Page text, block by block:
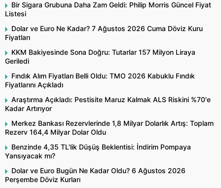
Bir Sigara Grubuna Daha Zam Geldi: Philip Morris Güncel Fiyat
Listesi
Dolar ve Euro Ne Kadar? 7 Ağustos 2026 Cuma Döviz Kuru
Fiyatları
KKM Bakiyesinde Sona Doğru: Tutarlar 157 Milyon Liraya
Geriledi
Fındık Alım Fiyatları Belli Oldu: TMO 2026 Kabuklu Fındık
Fiyatlarını Açıkladı
Araştırma Açıkladı: Pestisite Maruz Kalmak ALS Riskini %70'e
Kadar Artırıyor
Merkez Bankası Rezervlerinde 1,8 Milyar Dolarlık Artış: Toplam
Rezerv 164,4 Milyar Dolar Oldu
Benzinde 4,35 TL'lik Düşüş Beklentisi: İndirim Pompaya
Yansıyacak mı?
Dolar ve Euro Bugün Ne Kadar Oldu? 6 Ağustos 2026
Perşembe Döviz Kurları